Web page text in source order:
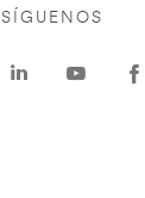
SÍGUENOS